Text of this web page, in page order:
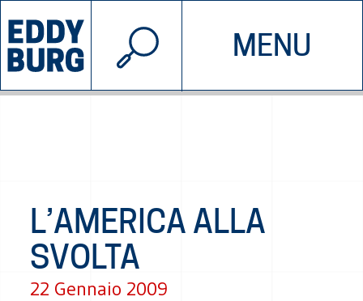
MENU
INIZIATIVE CHI SIAMO
© 2026 EDDYBURG
L’AMERICA ALLA
SVOLTA
22 Gennaio 2009